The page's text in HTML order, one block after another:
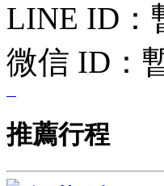
LINE ID：
微信 ID：
推薦行程